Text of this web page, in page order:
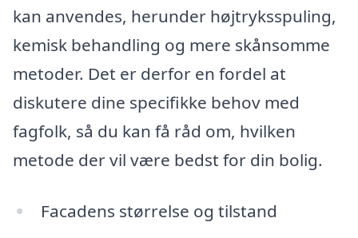
kan anvendes, herunder højtryksspuling,
kemisk behandling og mere skånsomme
metoder. Det er derfor en fordel at
diskutere dine specifikke behov med
fagfolk, så du kan få råd om, hvilken
metode der vil være bedst for din bolig.
Facadens størrelse og tilstand